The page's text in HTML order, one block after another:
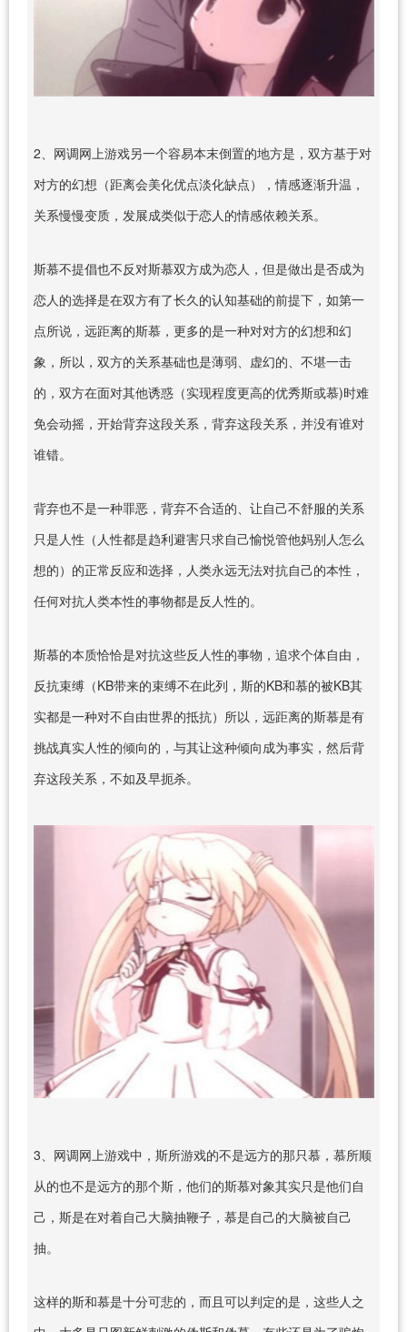
2、网调网上游戏另一个容易本末倒置的地方是，双方基于对
对方的幻想（距离会美化优点淡化缺点），情感逐渐升温，
关系慢慢变质，发展成类似于恋人的情感依赖关系。
斯慕不提倡也不反对斯慕双方成为恋人，但是做出是否成为
恋人的选择是在双方有了长久的认知基础的前提下，如第一
点所说，远距离的斯慕，更多的是一种对对方的幻想和幻
象，所以，双方的关系基础也是薄弱、虚幻的、不堪一击
的，双方在面对其他诱惑（实现程度更高的优秀斯或慕)时难
免会动摇，开始背弃这段关系，背弃这段关系，并没有谁对
谁错。
背弃也不是一种罪恶，背弃不合适的、让自己不舒服的关系
只是人性（人性都是趋利避害只求自己愉悦管他妈别人怎么
想的）的正常反应和选择，人类永远无法对抗自己的本性，
任何对抗人类本性的事物都是反人性的。
斯慕的本质恰恰是对抗这些反人性的事物，追求个体自由，
反抗束缚（KB带来的束缚不在此列，斯的KB和慕的被KB其
实都是一种对不自由世界的抵抗）所以，远距离的斯慕是有
挑战真实人性的倾向的，与其让这种倾向成为事实，然后背
弃这段关系，不如及早扼杀。
3、网调网上游戏中，斯所游戏的不是远方的那只慕，慕所顺
从的也不是远方的那个斯，他们的斯慕对象其实只是他们自
己，斯是在对着自己大脑抽鞭子，慕是自己的大脑被自己
抽。
这样的斯和慕是十分可悲的，而且可以判定的是，这些人之